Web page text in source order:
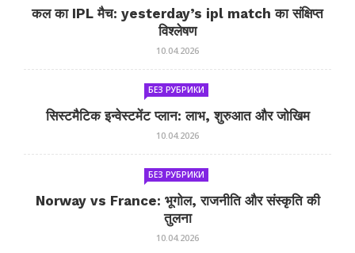
कल का IPL मैच: yesterday’s ipl match का संक्षिप्त
विश्लेषण
10.04.2026
БЕЗ РУБРИКИ
सिस्टमैटिक इन्वेस्टमेंट प्लान: लाभ, शुरुआत और जोखिम
10.04.2026
БЕЗ РУБРИКИ
Norway vs France: भूगोल, राजनीति और संस्कृति की
तुलना
10.04.2026